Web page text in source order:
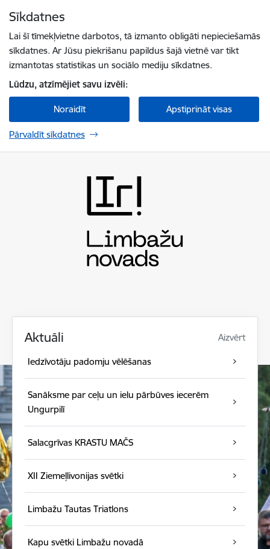
Sīkdatnes
Lai šī tīmekļvietne darbotos, tā izmanto obligāti nepieciešamās
sīkdatnes. Ar Jūsu piekrišanu papildus šajā vietnē var tikt
izmantotas statistikas un sociālo mediju sīkdatnes.
Lūdzu, atzīmējiet savu izvēli:
Noraidīt Apstiprināt visas
Pārvaldīt sīkdatnes
Aktuāli Aizvērt
Iedzīvotāju padomju vēlēšanas
Sanāksme par ceļu un ielu pārbūves iecerēm
Ungurpilī
Salacgrīvas KRASTU MAČS
XII Ziemeļlivonijas svētki
Limbažu Tautas Triatlons
Kapu svētki Limbažu novadā